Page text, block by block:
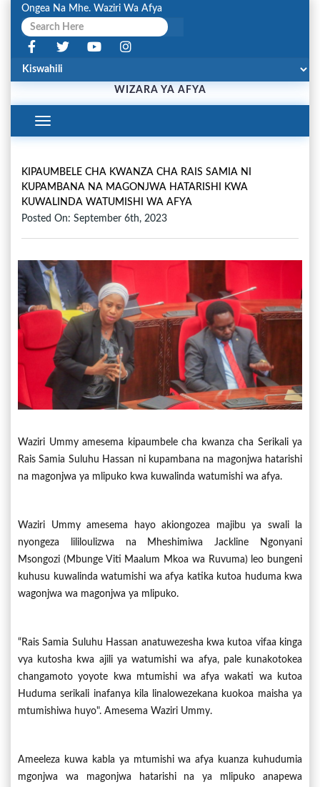
Ongea Na Mhe. Waziri Wa Afya
WIZARA YA AFYA
Toggle
Navigation
KIPAUMBELE CHA KWANZA CHA RAIS SAMIA NI
KUPAMBANA NA MAGONJWA HATARISHI KWA
KUWALINDA WATUMISHI WA AFYA
Posted On: September 6th, 2023
Waziri Ummy amesema kipaumbele cha kwanza cha Serikali ya
Rais Samia Suluhu Hassan ni kupambana na magonjwa hatarishi
na magonjwa ya mlipuko kwa kuwalinda watumishi wa afya.
Waziri Ummy amesema hayo akiongozea majibu ya swali la
nyongeza lililoulizwa na Mheshimiwa Jackline Ngonyani
Msongozi (Mbunge Viti Maalum Mkoa wa Ruvuma) leo bungeni
kuhusu kuwalinda watumishi wa afya katika kutoa huduma kwa
wagonjwa wa magonjwa ya mlipuko.
“Rais Samia Suluhu Hassan anatuwezesha kwa kutoa vifaa kinga
vya kutosha kwa ajili ya watumishi wa afya, pale kunakotokea
changamoto yoyote kwa mtumishi wa afya wakati wa kutoa
Huduma serikali inafanya kila linalowezekana kuokoa maisha ya
mtumishiwa huyo". Amesema Waziri Ummy.
Ameeleza kuwa kabla ya mtumishi wa afya kuanza kuhudumia
mgonjwa wa magonjwa hatarishi na ya mlipuko anapewa